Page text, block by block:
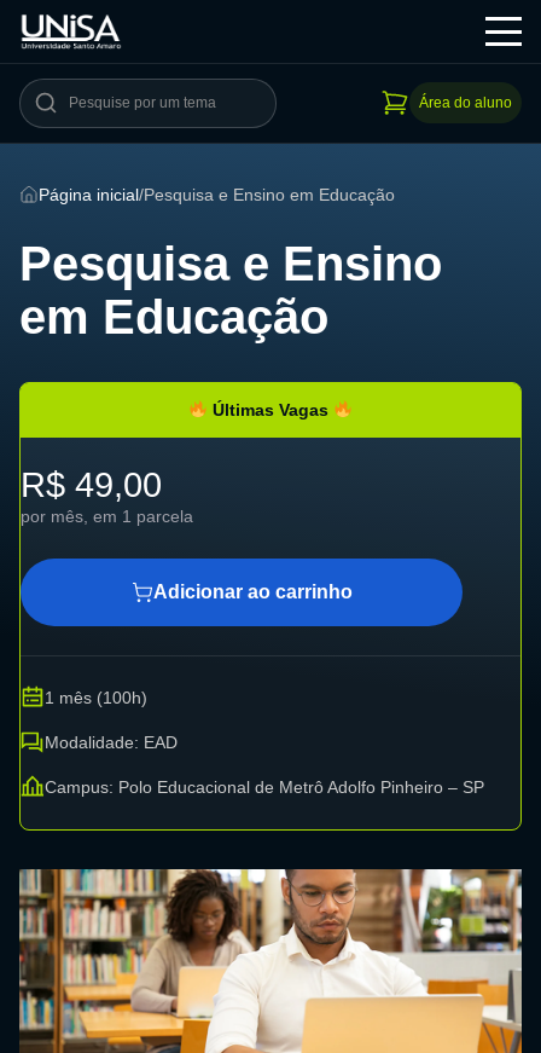
Área do aluno
Página inicial/Pesquisa e Ensino em Educação
Pesquisa e Ensino
em Educação
Últimas Vagas
R$ 49,00
por mês, em 1 parcela
Adicionar ao carrinho
1 mês (100h)
Modalidade: EAD
Campus: Polo Educacional de Metrô Adolfo Pinheiro – SP